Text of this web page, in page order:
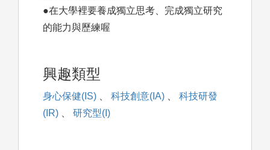
●在大學裡要養成獨立思考、完成獨立研究
的能力與歷練喔
興趣類型
身心保健(IS) 、 科技創意(IA) 、
科技研發
(IR) 、 研究型(I)